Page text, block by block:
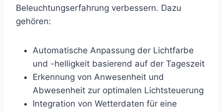
Beleuchtungserfahrung verbessern. Dazu
gehören:
Automatische Anpassung der Lichtfarbe
und -helligkeit basierend auf der Tageszeit
Erkennung von Anwesenheit und
Abwesenheit zur optimalen Lichtsteuerung
Integration von Wetterdaten für eine